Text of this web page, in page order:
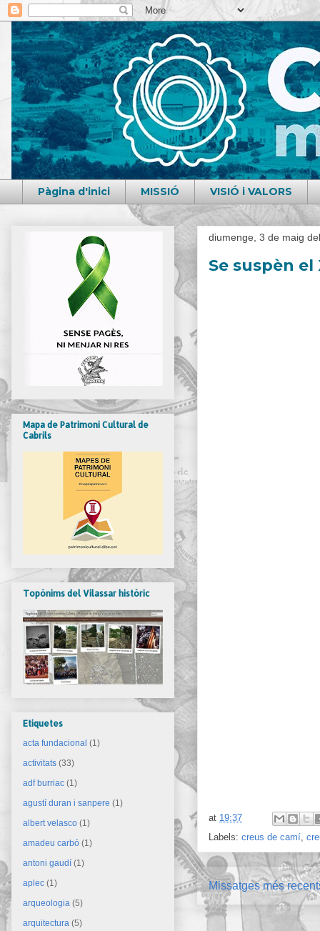
Pàgina d'inici MISSIÓ VISIÓ i VALORS
diumenge, 3 de maig
Se suspèn
at 19:37
Labels: creus de camí
Missatges més
Mapa de Patrimoni Cultural de
Cabrils
Topònims del Vilassar històric
Etiquetes
acta fundacional (1)
activitats (33)
adf burriac (1)
agustí duran i sanpere (1)
albert velasco (1)
amadeu carbó (1)
antoni gaudí (1)
aplec (1)
arqueologia (5)
arquitectura (5)